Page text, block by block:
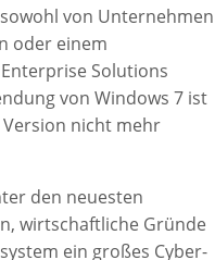
von Unternehmen
oder einem
Solutions
von Windows 7 ist
nicht mehr
den neuesten
wirtschaftliche Gründe
ein großes Cyber-